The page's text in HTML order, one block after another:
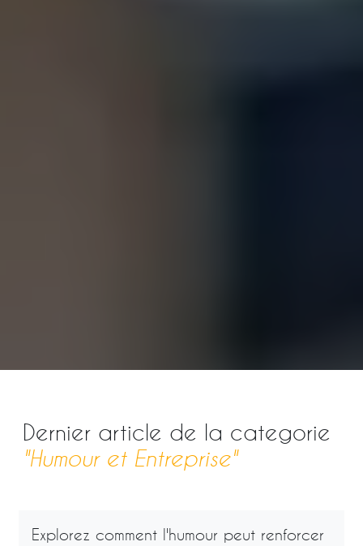
Dernier article de la categorie
"Humour et Entreprise"
Explorez comment l'humour peut renforcer